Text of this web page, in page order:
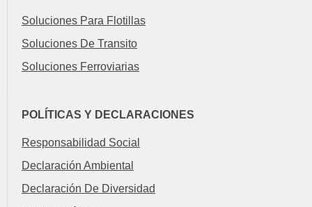
Soluciones Para Flotillas
Soluciones De Transito
Soluciones Ferroviarias
POLÍTICAS Y DECLARACIONES
Responsabilidad Social
Declaración Ambiental
Declaración De Diversidad